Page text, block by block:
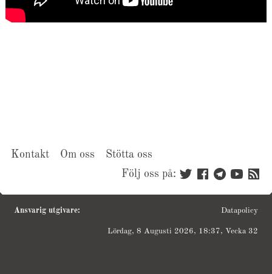
Kontakt Om oss
Stötta oss
Följ oss på:
Ansvarig utgivare: Datapolicy
Lördag, 8 Augusti 2026, 18:37, Vecka 32